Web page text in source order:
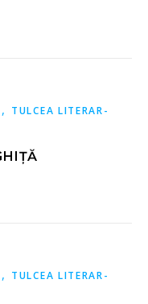
, TULCEA LITERAR-
, TULCEA LITERAR-